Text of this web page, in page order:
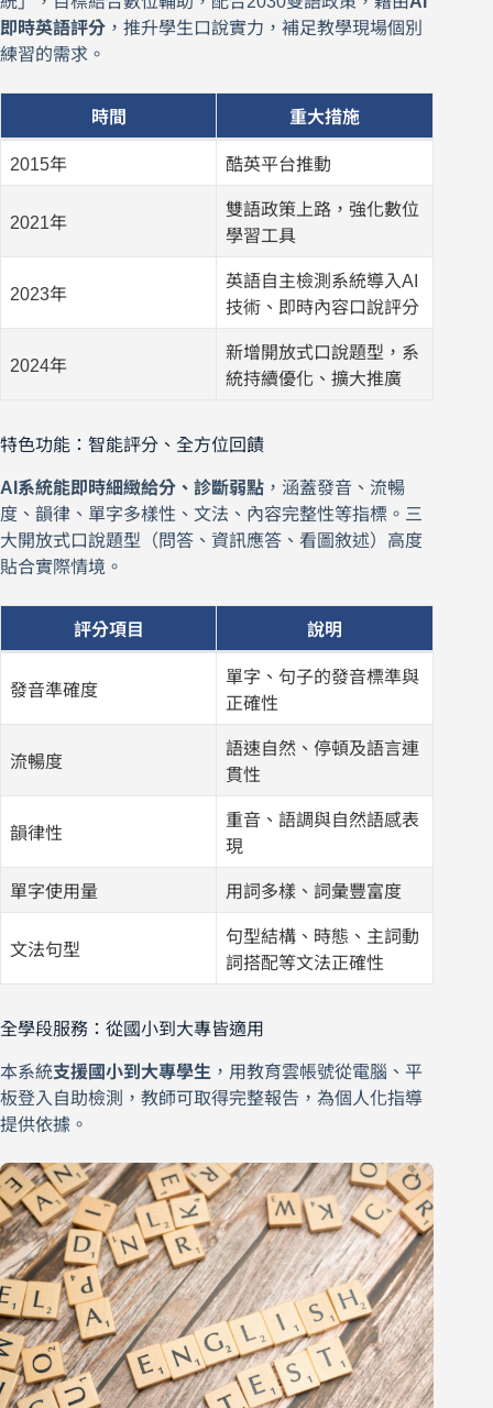
即時英語評分 ，推升學生口說實力，補足教學現場個別
練習的需求。
時間 重大措施
2015年 酷英平台推動
2021年
雙語政策上路，強化數位
學習工具
2023年
英語自主檢測系統導入AI
技術、即時內容口說評分
2024年
新增開放式口說題型，系
統持續優化、擴大推廣
特色功能：智能評分、全方位回饋
AI系統能即時細緻給分、診斷弱點 ，涵蓋發音、流暢
度、韻律、單字多樣性、文法、內容完整性等指標。三
大開放式口說題型（問答、資訊應答、看圖敘述）高度
貼合實際情境。
評分項目 說明
發音準確度
單字、句子的發音標準與
正確性
流暢度
語速自然、停頓及語言連
貫性
韻律性
重音、語調與自然語感表
現
單字使用量 用詞多樣、詞彙豐富度
文法句型
句型結構、時態、主詞動
詞搭配等文法正確性
全學段服務：從國小到大專皆適用
本系統支援國小到大專學生 ，用教育雲帳號從電腦、平
板登入自助檢測，教師可取得完整報告，為個人化指導
提供依據。